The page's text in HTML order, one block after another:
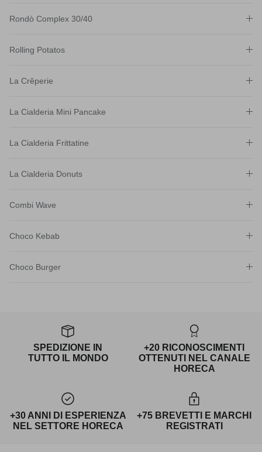
Rondò Complex 30/40
Rolling Potatos
La Crêperie
La Cialderia Mini Pancake
La Cialderia Frittatine
La Cialderia Donuts
Combi Wave
Choco Kebab
Choco Burger
SPEDIZIONE IN
TUTTO IL MONDO
+20 RICONOSCIMENTI
OTTENUTI NEL CANALE
HORECA
+30 ANNI DI ESPERIENZA
NEL SETTORE HORECA
+75 BREVETTI E MARCHI
REGISTRATI